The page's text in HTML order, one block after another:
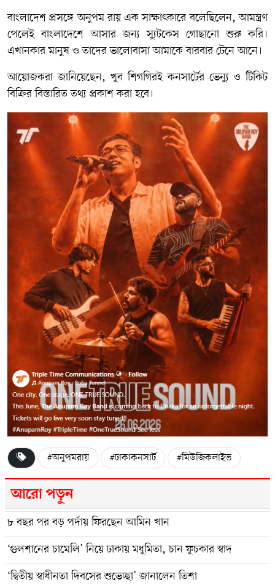
বাংলাদেশ প্রসঙ্গে অনুপম রায় এক সাক্ষাৎকারে বলেছিলেন, আমন্ত্রণ
পেলেই বাংলাদেশে আসার জন্য স্যুটকেস গোছানো শুরু করি।
এখানকার মানুষ ও তাদের ভালোবাসা আমাকে বারবার টেনে আনে।
আয়োজকরা জানিয়েছেন, খুব শিগগিরই কনসার্টের ভেন্যু ও টিকিট
বিক্রির বিস্তারিত তথ্য প্রকাশ করা হবে।
#অনুপমরায় #ঢাকাকনসার্ট #মিউজিকলাইভ
আরো পড়ুন
৮ বছর পর বড় পর্দায় ফিরছেন আমিন খান
‘গুলশানের চামেলি’ নিয়ে ঢাকায় মধুমিতা, চান ফুচকার স্বাদ
‘দ্বিতীয় স্বাধীনতা দিবসের শুভেচ্ছা’ জানালেন তিশা